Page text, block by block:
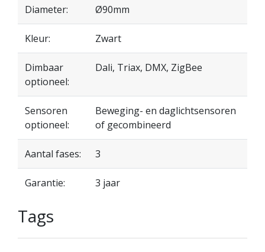
Diameter: Ø90mm
Kleur: Zwart
Dimbaar
optioneel:
Dali, Triax, DMX, ZigBee
Sensoren
optioneel:
Beweging- en daglichtsensoren
of gecombineerd
Aantal fases: 3
Garantie: 3 jaar
Tags